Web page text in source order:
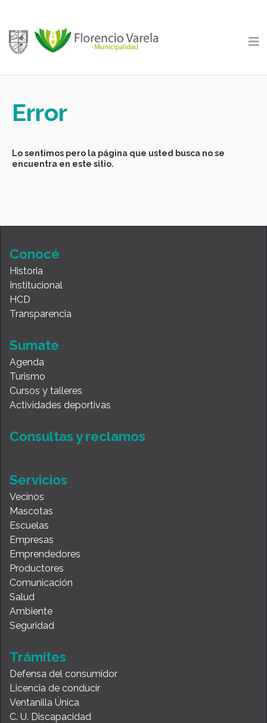
Error
Lo sentimos pero la página que usted busca no se
encuentra en este sitio.
Conocé
Historia
Institucional
HCD
Transparencia
Sumate
Agenda
Turismo
Cursos y talleres
Actividades deportivas
Consultas y reclamos
Servicios
Vecinos
Mascotas
Escuelas
Empresas
Emprendedores
Productores
Comunicación
Salud
Ambiente
Seguridad
Trámites
Defensa del consumidor
Licencia de conducir
Ventanilla Única
C. U. Discapacidad